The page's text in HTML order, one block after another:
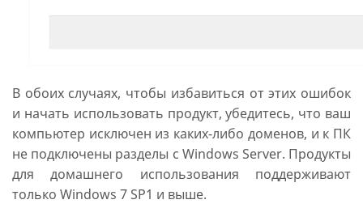
В обоих случаях, чтобы избавиться от этих ошибок
и начать использовать продукт, убедитесь, что ваш
компьютер исключен из каких-либо доменов, и к ПК
не подключены разделы с Windows Server. Продукты
для домашнего использования поддерживают
только Windows 7 SP1 и выше.